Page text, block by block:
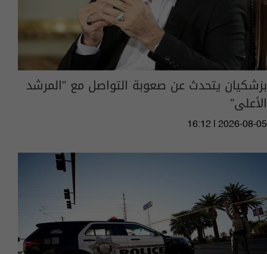
بزشكيان يتحدث عن صعوبة التواصل مع "المرشد
الأعلى"
16:12 | 2026-08-05